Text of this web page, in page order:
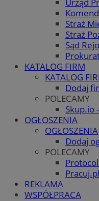
Straż
Straż
Sąd
KATALOG FIRM
KATALOG
Dodaj
POLECAMY
Skup.io
OGŁOSZENIA
OGŁOSZENIA
Dodaj
POLECAMY
REKLAMA
WSPÓŁPRACA